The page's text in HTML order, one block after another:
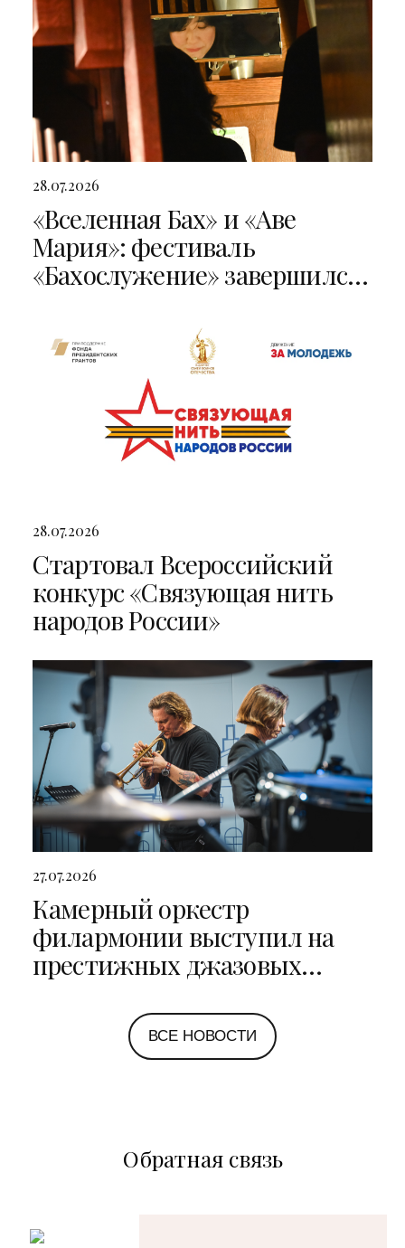
28.07.2026
«Вселенная Бах» и «Аве
Мария»: фестиваль
«Бахослужение» завершился
28.07.2026
Стартовал Всероссийский
конкурс «Связующая нить
народов России»
27.07.2026
Камерный оркестр
филармонии выступил на
престижных джазовых
Петербурге и Ярославле
ВСЕ НОВОСТИ
Обратная связь